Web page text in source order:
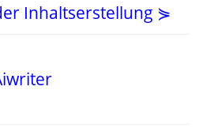
Inhaltserstellung ⋟